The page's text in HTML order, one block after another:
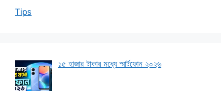
Tips
১৫ হাজার টাকার মধ্যে স্মার্টফোন ২০২৬